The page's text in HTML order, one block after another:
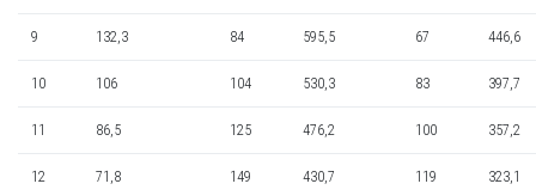
9 132,3 84 595,5 67 446,6
10 106 104 530,3 83 397,7
11 86,5 125 476,2 100 357,2
12 71,8 149 430,7 119 323,1